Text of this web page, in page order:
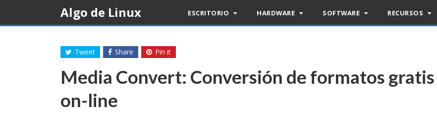
content
Algo de Linux ESCRITORIO HARDWARE SOFTWARE RECURSOS
Tweet Share Pin it
Media Convert: Conversión de formatos gratis
on-line